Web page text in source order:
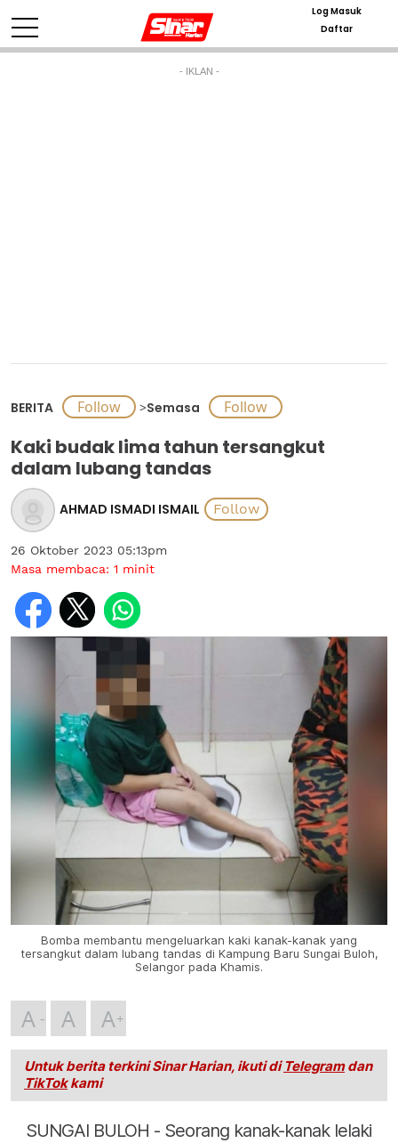
Log Masuk
Daftar
- IKLAN -
BERITA >Semasa
Kaki budak lima tahun tersangkut
dalam lubang tandas
AHMAD ISMADI ISMAIL
26 Oktober 2023 05:13pm
Masa membaca: 1 minit
Bomba membantu mengeluarkan kaki kanak-kanak yang
tersangkut dalam lubang tandas di Kampung Baru Sungai Buloh,
Selangor pada Khamis.
A A A
Untuk berita terkini Sinar Harian, ikuti di Telegramdan
TikTokkami
SUNGAI BULOH - Seorang kanak-kanak lelaki